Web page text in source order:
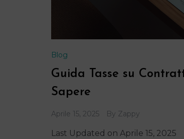
Blog
Guida Tasse su
Sapere
Aprile 15, 2025 By Zappy
Last Updated on Aprile 15, 2025